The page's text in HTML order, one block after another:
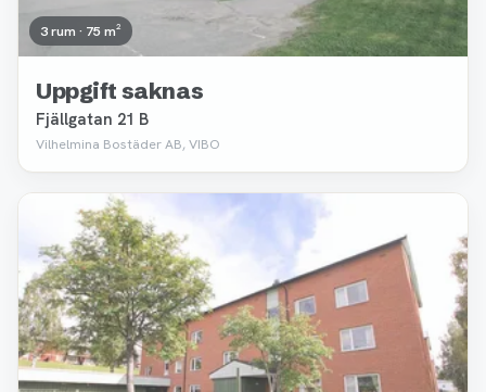
3 rum · 75 m²
Uppgift saknas
Fjällgatan 21 B
Vilhelmina Bostäder AB, VIBO
Borttagen